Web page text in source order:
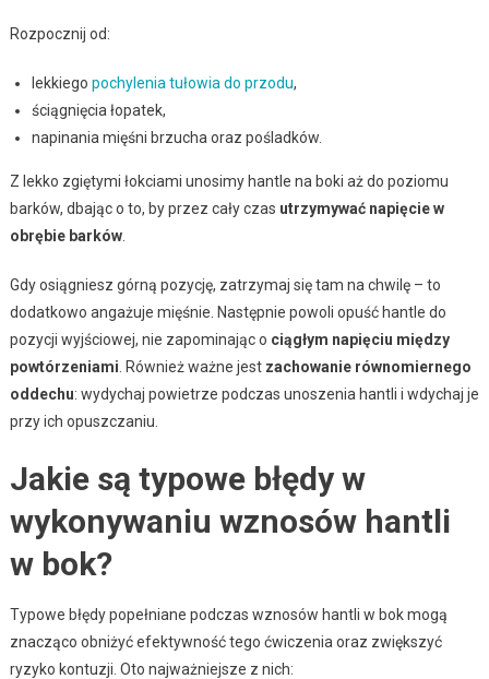
Rozpocznij od:
lekkiego pochylenia tułowia do przodu,
ściągnięcia łopatek,
napinania mięśni brzucha oraz pośladków.
Z lekko zgiętymi łokciami unosimy hantle na boki aż do poziomu
barków, dbając o to, by przez cały czas utrzymywać napięcie w
obrębie barków.
Gdy osiągniesz górną pozycję, zatrzymaj się tam na chwilę – to
dodatkowo angażuje mięśnie. Następnie powoli opuść hantle do
pozycji wyjściowej, nie zapominając o ciągłym napięciu między
powtórzeniami . Również ważne jest zachowanie równomiernego
oddechu: wydychaj powietrze podczas unoszenia hantli i wdychaj je
przy ich opuszczaniu.
Jakie są typowe błędy w
wykonywaniu wznosów hantli
w bok?
Typowe błędy popełniane podczas wznosów hantli w bok mogą
znacząco obniżyć efektywność tego ćwiczenia oraz zwiększyć
ryzyko kontuzji. Oto najważniejsze z nich: